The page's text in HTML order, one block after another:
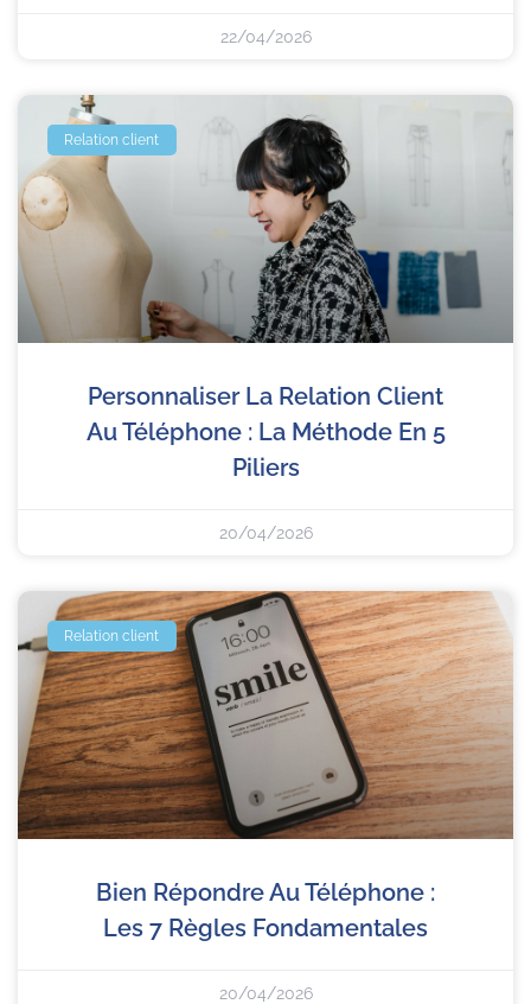
22/04/2026
Relation client
Personnaliser La Relation Client
Au Téléphone : La Méthode En 5
Piliers
20/04/2026
Relation client
Bien Répondre Au Téléphone :
Les 7 Règles Fondamentales
20/04/2026